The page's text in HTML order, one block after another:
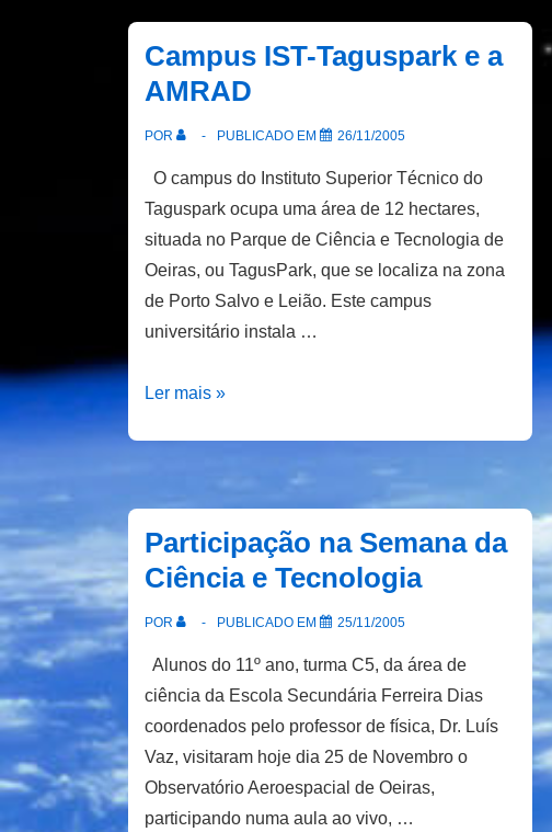
e
Tecnologia
Campus IST-Taguspark e a
AMRAD
POR PUBLICADO EM 26/11/2005
O campus do Instituto Superior Técnico do
Taguspark ocupa uma área de 12 hectares,
situada no Parque de Ciência e Tecnologia de
Oeiras, ou TagusPark, que se localiza na zona
de Porto Salvo e Leião. Este campus
universitário instala …
Campus
a
AMRAD
Ler mais »
Participação na Semana da
Ciência e Tecnologia
POR PUBLICADO EM 25/11/2005
Alunos do 11º ano, turma C5, da área de
ciência da Escola Secundária Ferreira Dias
coordenados pelo professor de física, Dr. Luís
Vaz, visitaram hoje dia 25 de Novembro o
Observatório Aeroespacial de Oeiras,
participando numa aula ao vivo, …